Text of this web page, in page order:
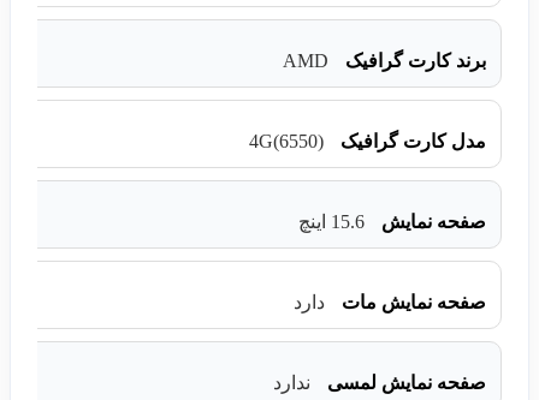
برند کارت گرافیک AMD
مدل کارت گرافیک 4G(6550)
صفحه نمایش 15.6 اینچ
صفحه نمایش مات دارد
صفحه نمایش لمسی ندارد